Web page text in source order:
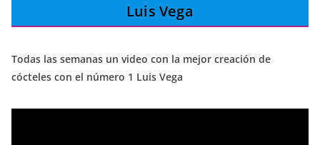
Luis Vega
Todas las semanas un video con la mejor creación de
cócteles con el número 1 Luis Vega